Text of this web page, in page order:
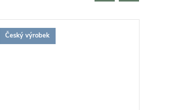
Český výrobek